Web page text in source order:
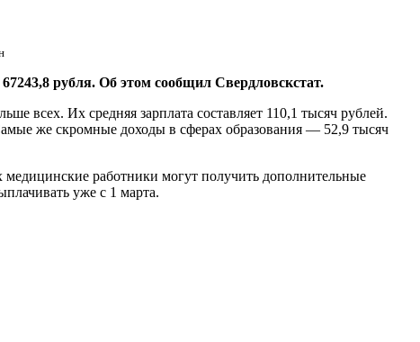
рубля. Об этом сообщил Свердловскстат.
всех. Их средняя зарплата составляет 110,1 тысяч рублей.
же скромные доходы в сферах образования — 52,9 тысяч
медицинские работники могут получить дополнительные
уже с 1 марта.